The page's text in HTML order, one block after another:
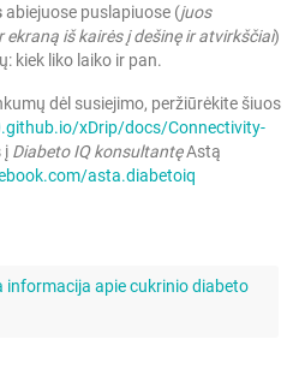
abiejuose puslapiuose (juos
iš kairės į dešinę ir atvirkščiai)
kiek liko laiko ir pan.
dėl susiejimo, peržiūrėkite šiuos
xDrip/docs/Connectivity-
į Diabeto IQ konsultantęAstą
asta.diabetoiq
informacija apie cukrinio diabeto